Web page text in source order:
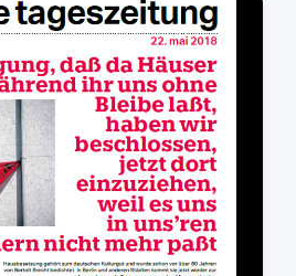
n
t
l
i
c
h
t
i
n